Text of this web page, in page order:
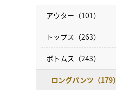
アウター（101）
トップス（263）
ボトムス（243）
ロングパンツ（179）